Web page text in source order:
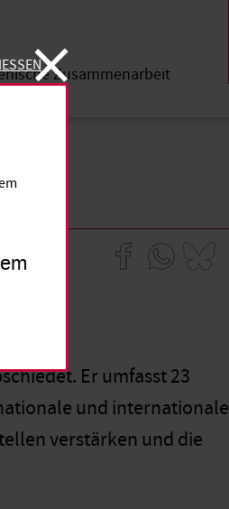
Zusammenarbeit
Er umfasst 23
und internationale
verstärken und die